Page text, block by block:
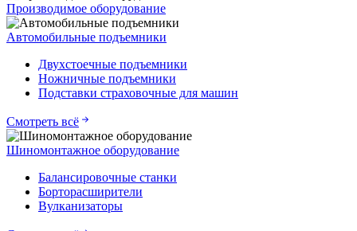
Производимое оборудование
Автомобильные подъемники
Двухстоечные подъемники
Ножничные подъемники
Подставки страховочные для машин
Смотреть всё
Шиномонтажное оборудование
Балансировочные станки
Борторасширители
Вулканизаторы